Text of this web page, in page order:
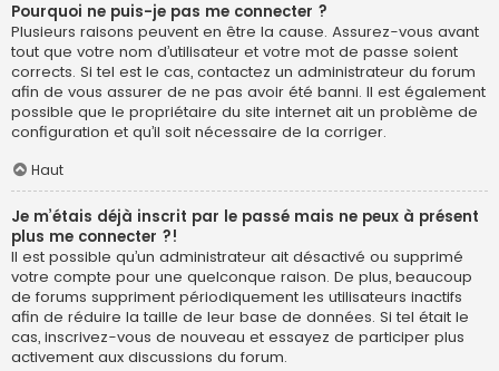
Pourquoi ne puis-je pas me connecter ?
Plusieurs raisons peuvent en être la cause. Assurez-vous avant
tout que votre nom d’utilisateur et votre mot de passe soient
corrects. Si tel est le cas, contactez un administrateur du forum
afin de vous assurer de ne pas avoir été banni. Il est également
possible que le propriétaire du site internet ait un problème de
configuration et qu’il soit nécessaire de la corriger.
Haut
Je m’étais déjà inscrit par le passé mais ne peux à présent
plus me connecter ?!
Il est possible qu’un administrateur ait désactivé ou supprimé
votre compte pour une quelconque raison. De plus, beaucoup
de forums suppriment périodiquement les utilisateurs inactifs
afin de réduire la taille de leur base de données. Si tel était le
cas, inscrivez-vous de nouveau et essayez de participer plus
activement aux discussions du forum.